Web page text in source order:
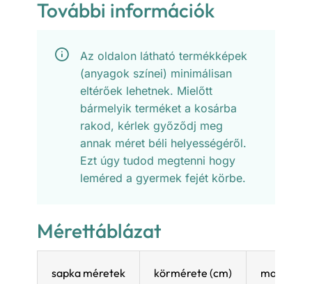
További információk
Az oldalon látható termékképek
(anyagok színei) minimálisan
eltérőek lehetnek. Mielőtt
bármelyik terméket a kosárba
rakod, kérlek győződj meg
annak méret béli helyességéről.
Ezt úgy tudod megtenni hogy
leméred a gyermek fejét körbe.
Mérettáblázat
sapka méretek körmérete (cm)